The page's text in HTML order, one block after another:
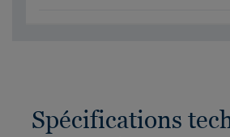
Spécifications